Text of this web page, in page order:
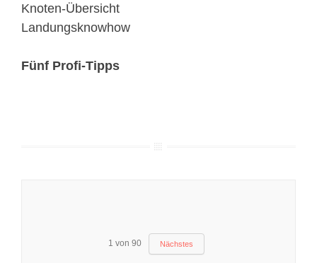
Knoten-Übersicht
Landungsknowhow
Fünf Profi-Tipps
1 von 90 Nächstes